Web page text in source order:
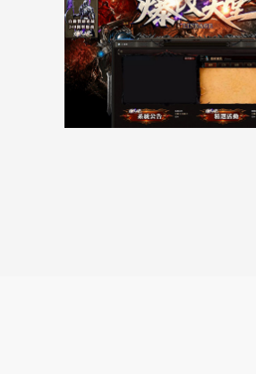
5000客戶展示案例15